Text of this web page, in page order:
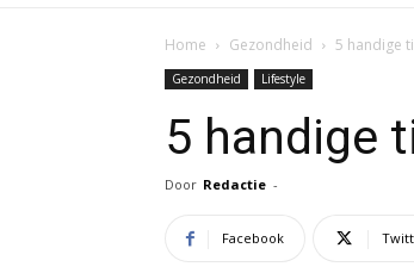
Home Gezondheid 5 handige
Gezondheid Lifestyle
5 handige
Door Redactie -
Facebook